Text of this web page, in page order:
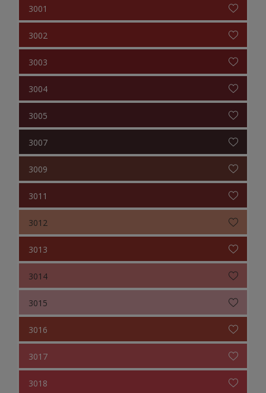
3001
3002
3003
3004
3005
3007
3009
3011
3012
3013
3014
3015
3016
3017
3018